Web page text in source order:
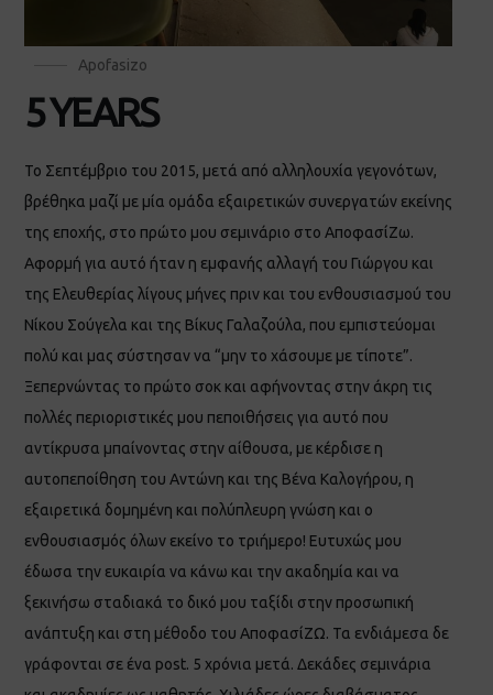
Apofasizo
5 YEARS
Το Σεπτέμβριο του 2015, μετά από αλληλουχία γεγονότων,
βρέθηκα μαζί με μία ομάδα εξαιρετικών συνεργατών εκείνης
της εποχής, στο πρώτο μου σεμινάριο στο ΑποφασίΖω.
Αφορμή για αυτό ήταν η εμφανής αλλαγή του Γιώργου και
της Ελευθερίας λίγους μήνες πριν και του ενθουσιασμού του
Νίκου Σούγελα και της Βίκυς Γαλαζούλα, που εμπιστεύομαι
πολύ και μας σύστησαν να “μην το χάσουμε με τίποτε”.
Ξεπερνώντας το πρώτο σοκ και αφήνοντας στην άκρη τις
πολλές περιοριστικές μου πεποιθήσεις για αυτό που
αντίκρυσα μπαίνοντας στην αίθουσα, με κέρδισε η
αυτοπεποίθηση του Αντώνη και της Βένα Καλογήρου, η
εξαιρετικά δομημένη και πολύπλευρη γνώση και ο
ενθουσιασμός όλων εκείνο το τριήμερο! Ευτυχώς μου
έδωσα την ευκαιρία να κάνω και την ακαδημία και να
ξεκινήσω σταδιακά το δικό μου ταξίδι στην προσωπική
ανάπτυξη και στη μέθοδο του ΑποφασίΖΩ. Τα ενδιάμεσα δε
γράφονται σε ένα post. 5 χρόνια μετά. Δεκάδες σεμινάρια